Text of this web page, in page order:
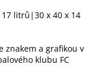
17 litrů|30 x 40 x 14
znakem a grafikou v
klubu FC